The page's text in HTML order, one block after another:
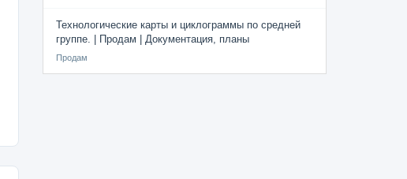
Технологические карты и циклограммы по средней
группе. | Продам | Документация, планы
Продам